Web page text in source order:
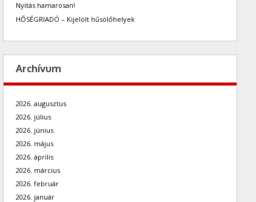
Nyitás hamarosan!
HŐSÉGRIADÓ – Kijelölt hűsölőhelyek
Archívum
2026. augusztus
2026. július
2026. június
2026. május
2026. április
2026. március
2026. február
2026. január